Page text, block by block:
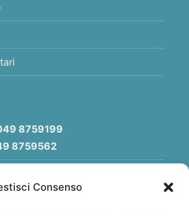
Consenso
8759199
8759562